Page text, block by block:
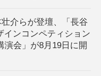
介らが登壇、「長谷
インコンペティション
演会」が8月19日に開